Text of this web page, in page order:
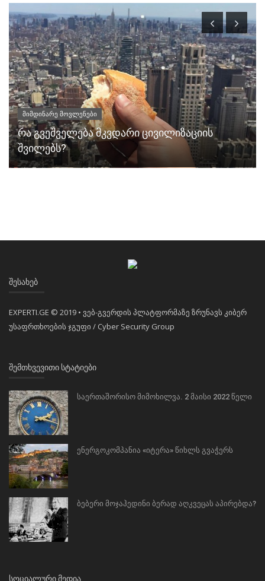
მიმდინარე მოვლენები
რა გვეშველება მკვდარი ცივილიზაციის
შვილებს?
ᲨᲔᲡᲐᲮᲔᲑ
EXPERTI.GE © 2019 • ვებ-გვერდის პლატფორმაზე ზრუნავს კიბერ
უსაფრთხოების ჯგუფი / Cyber Security Group
ᲨᲔᲛᲗᲮᲕᲔᲕᲘᲗᲘ ᲡᲢᲐᲢᲘᲔᲑᲘ
საერთაშორისო მიმოხილვა. 2 მაისი 2022 წელი
ენერგოკომპანია «იტერა» წიხლს გვაჭერს
ბებერი მოჯაჰედინი ბერად აღკვეცას აპირებდა?
ᲡᲝᲪᲘᲐᲚᲣᲠᲘ ᲛᲔᲓᲘᲐ